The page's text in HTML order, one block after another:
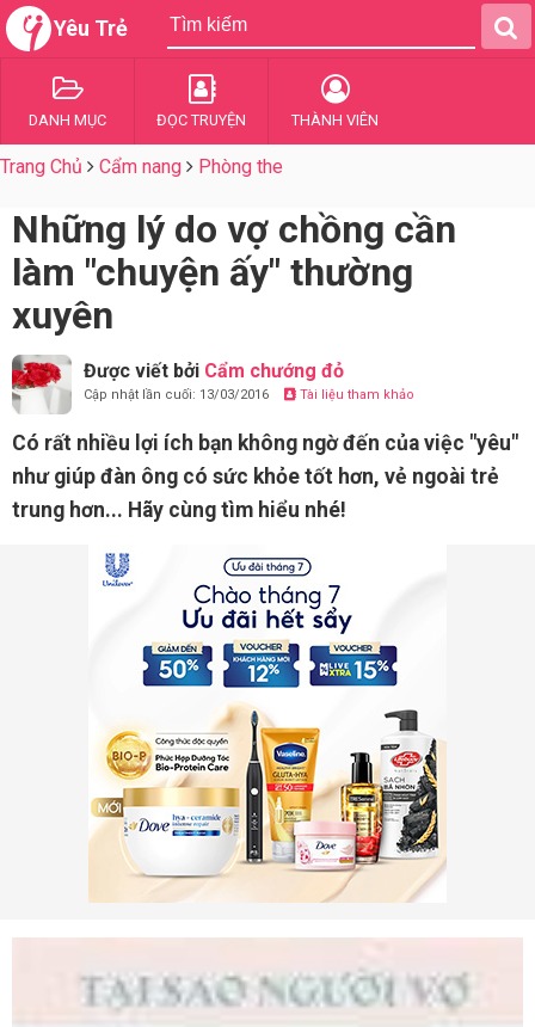
Yêu Trẻ
DANH MỤC ĐỌC TRUYỆN THÀNH VIÊN
Trang Chủ Cẩm nang Phòng the
Những lý do vợ chồng cần
làm "chuyện ấy" thường
xuyên
Được viết bởi Cẩm chướng đỏ
Cập nhật lần cuối: 13/03/2016 Tài liệu tham khảo
Có rất nhiều lợi ích bạn không ngờ đến của việc "yêu"
như giúp đàn ông có sức khỏe tốt hơn, vẻ ngoài trẻ
trung hơn... Hãy cùng tìm hiểu nhé!